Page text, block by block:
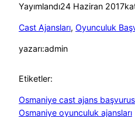
Yayımlandı24 Haziran 2017
Cast Ajansları, Oyunculuk
yazarı:admin
Etiketler:
Osmaniye cast ajans
Osmaniye oyunculuk ajansları